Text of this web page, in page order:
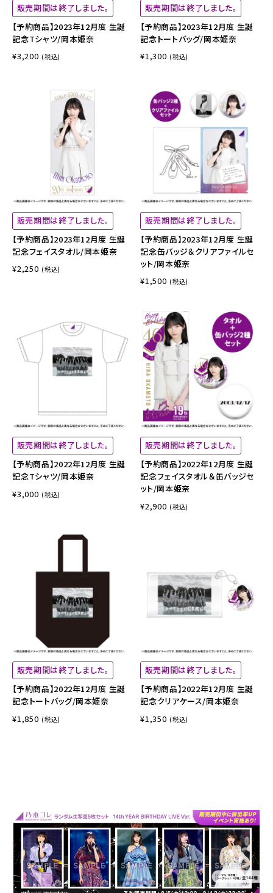
販売期間は終了しました。
【予約商品】2023年12月度 生誕
記念Tシャツ/岡本姫奈
¥3,200 (税込)
販売期間は終了しました。
【予約商品】2023年12月度 生誕
記念トートバッグ/岡本姫奈
¥1,300 (税込)
販売期間は終了しました。
【予約商品】2023年12月度 生誕
記念フェイスタオル/岡本姫奈
¥2,250 (税込)
販売期間は終了しました。
【予約商品】2023年12月度 生誕
記念缶バッジ＆クリアファイルセ
ット/岡本姫奈
¥1,500 (税込)
販売期間は終了しました。
【予約商品】2022年12月度 生誕
記念Tシャツ/岡本姫奈
¥3,000 (税込)
販売期間は終了しました。
【予約商品】2022年12月度 生誕
記念フェイスタオル＆缶バッジセ
ット/岡本姫奈
¥2,900 (税込)
販売期間は終了しました。
【予約商品】2022年12月度 生誕
記念トートバッグ/岡本姫奈
¥1,850 (税込)
販売期間は終了しました。
【予約商品】2022年12月度 生誕
記念クリアケース/岡本姫奈
¥1,350 (税込)